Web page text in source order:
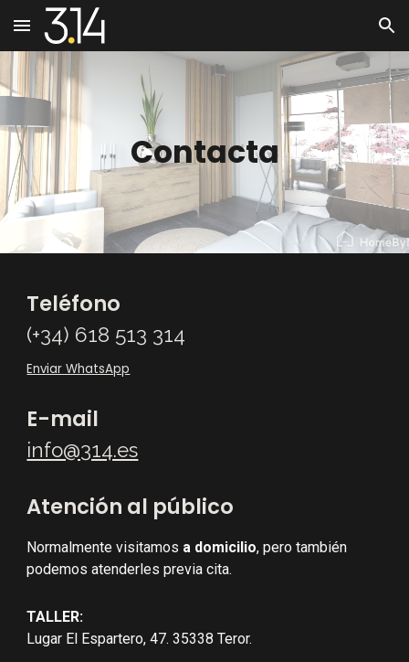
Skip to main content Skip to navigation
Contacta
Teléfono
(+34) 618 513 314
Enviar WhatsApp
E-mail
info@314.es
Atención al público
Normalmente visitamos a domicilio, pero también
podemos atenderles previa cita.
TALLER:
Lugar El Espartero, 47. 35338 Teror.